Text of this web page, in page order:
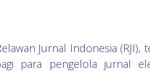
Jurnal Indonesia (RJI),
para pengelola jurnal